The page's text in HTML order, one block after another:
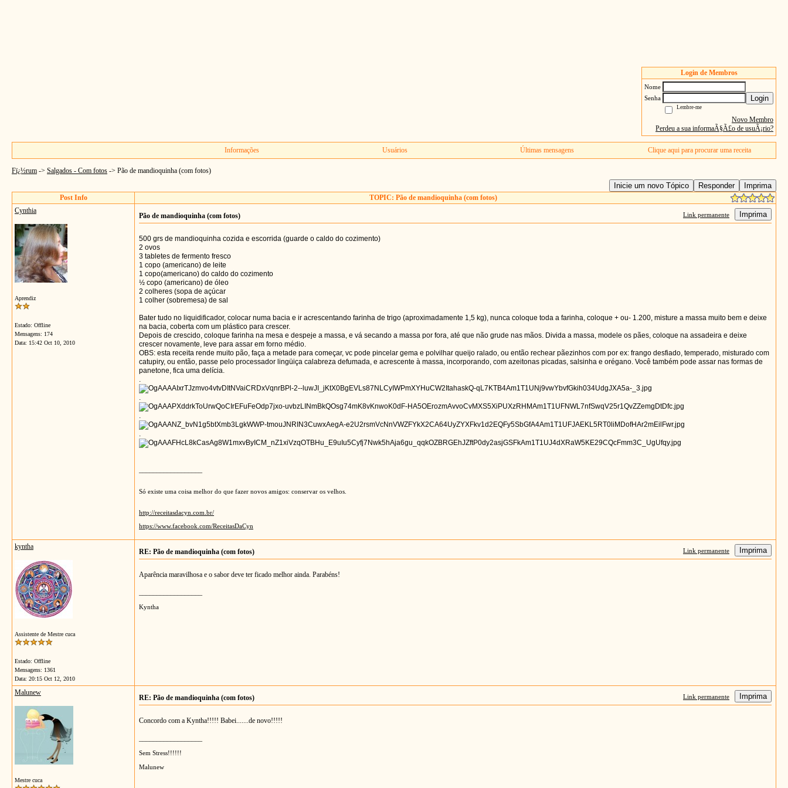
Login de Membros
Nome
Senha
Login
Lembre-me
Novo Membro
Perdeu a sua informaÃ§Ã£o de usuÃ¡rio?
Informações Usuários Últimas mensagens Clique aqui para procurar uma receita
Fï¿½rum -> Salgados - Com fotos -> Pão de mandioquinha (com fotos)
Inicie um novo Tópico Responder Imprima
Post Info
TOPIC: Pão de mandioquinha (com fotos)
Cynthia
Aprendiz
Estado: Offline
Mensagens: 174
Data: 15:42 Oct 10, 2010
Pão de mandioquinha (com fotos) Link permanente Imprima
500 grs de mandioquinha cozida e escorrida (guarde o caldo do cozimento)
2 ovos
3 tabletes de fermento fresco
1 copo (americano) de leite
1 copo(americano) do caldo do cozimento
½ copo (americano) de óleo
2 colheres (sopa de açúcar
1 colher (sobremesa) de sal
Bater tudo no liquidificador, colocar numa bacia e ir acrescentando farinha de trigo (aproximadamente 1,5 kg), nunca coloque toda a farinha, coloque + ou- 1.200, misture a massa muito bem e deixe
na bacia, coberta com um plástico para crescer.
Depois de crescido, coloque farinha na mesa e despeje a massa, e vá secando a massa por fora, até que não grude nas mãos. Divida a massa, modele os pães, coloque na assadeira e deixe
crescer novamente, leve para assar em forno médio.
OBS: esta receita rende muito pão, faça a metade para começar, vc pode pincelar gema e polvilhar queijo ralado, ou então rechear pãezinhos com por ex: frango desfiado, temperado, misturado com
catupiry, ou então, passe pelo processador lingüiça calabreza defumada, e acrescente à massa, incorporando, com azeitonas picadas, salsinha e orégano. Você também pode assar nas formas de
panetone, fica uma delícia.
.
.
.
.
Só existe uma coisa melhor do que fazer novos amigos: conservar os velhos.
http://receitasdacyn.com.br/
https://www.facebook.com/ReceitasDaCyn
kyntha
Assistente de Mestre cuca
Estado: Offline
Mensagens: 1361
Data: 20:15 Oct 12, 2010
RE: Pão de mandioquinha (com fotos) Link permanente Imprima
Aparência maravilhosa e o sabor deve ter ficado melhor ainda. Parabéns!
Kyntha
Malunew
Mestre cuca
RE: Pão de mandioquinha (com fotos) Link permanente Imprima
Concordo com a Kyntha!!!!! Babei.......de novo!!!!!
Sem Stress!!!!!!
Malunew